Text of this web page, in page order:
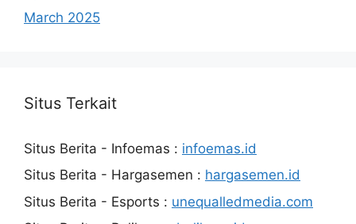
March 2025
Situs Terkait
Situs Berita - Infoemas : infoemas.id
Situs Berita - Hargasemen : hargasemen.id
Situs Berita - Esports : unequalledmedia.com